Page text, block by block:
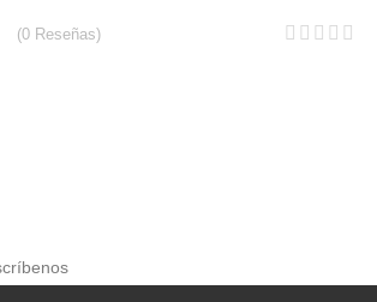
(0Reseñas)